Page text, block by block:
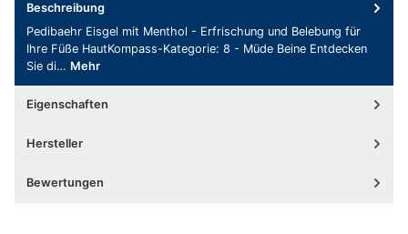
Beschreibung
Pedibaehr Eisgel mit Menthol - Erfrischung und Belebung für
Ihre Füße HautKompass-Kategorie: 8 - Müde Beine Entdecken
Sie di… Mehr
Eigenschaften
Hersteller
Bewertungen